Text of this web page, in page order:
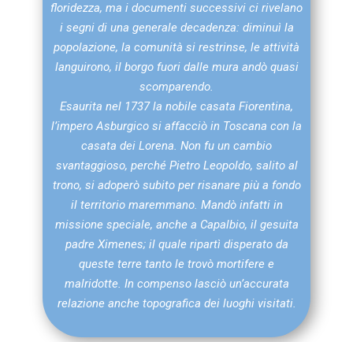
floridezza, ma i documenti successivi ci rivelano
i segni di una generale decadenza: diminuì la
popolazione, la comunità si restrinse, le attività
languirono, il borgo fuori dalle mura andò quasi
scomparendo.
Esaurita nel 1737 la nobile casata Fiorentina,
l’impero Asburgico si affacciò in Toscana con la
casata dei Lorena. Non fu un cambio
svantaggioso, perché Pietro Leopoldo, salito al
trono, si adoperò subito per risanare più a fondo
il territorio maremmano. Mandò infatti in
missione speciale, anche a Capalbio, il gesuita
padre Ximenes; il quale ripartì disperato da
queste terre tanto le trovò mortifere e
malridotte. In compenso lasciò un’accurata
relazione anche topografica dei luoghi visitati.